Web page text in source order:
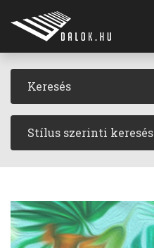
Stílus szerinti keresés